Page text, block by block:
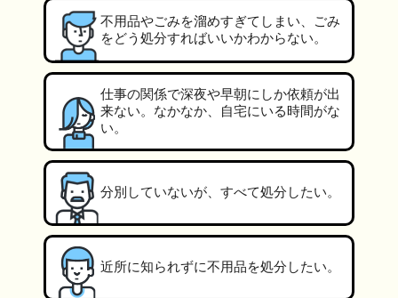
不用品やごみを溜めすぎてしまい、ごみ
をどう処分すればいいかわからない。
仕事の関係で深夜や早朝にしか依頼が出
来ない。なかなか、自宅にいる時間がな
い。
分別していないが、すべて処分したい。
近所に知られずに不用品を処分したい。